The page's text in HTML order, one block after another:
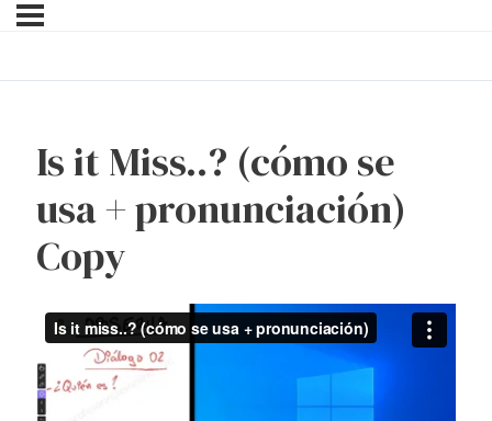
Is it Miss..? (cómo se
usa + pronunciación)
Copy